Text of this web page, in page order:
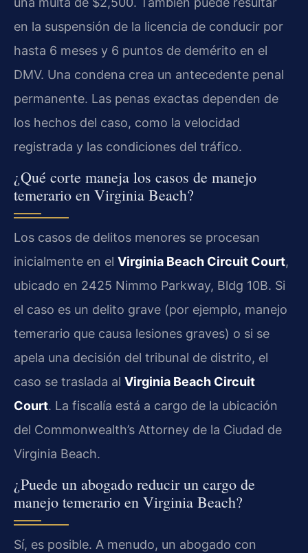
en la suspensión de la licencia de conducir por
hasta 6 meses y 6 puntos de demérito en el
DMV. Una condena crea un antecedente penal
permanente. Las penas exactas dependen de
los hechos del caso, como la velocidad
registrada y las condiciones del tráfico.
¿Qué corte maneja los casos de manejo
temerario en Virginia Beach?
Los casos de delitos menores se procesan
inicialmente en el Virginia Beach Circuit Court,
ubicado en 2425 Nimmo Parkway, Bldg 10B. Si
el caso es un delito grave (por ejemplo, manejo
temerario que causa lesiones graves) o si se
apela una decisión del tribunal de distrito, el
caso se traslada al Virginia Beach Circuit
Court. La fiscalía está a cargo de la ubicación
del Commonwealth’s Attorney de la Ciudad de
Virginia Beach.
¿Puede un abogado reducir un cargo de
manejo temerario en Virginia Beach?
Sí, es posible. A menudo, un abogado con